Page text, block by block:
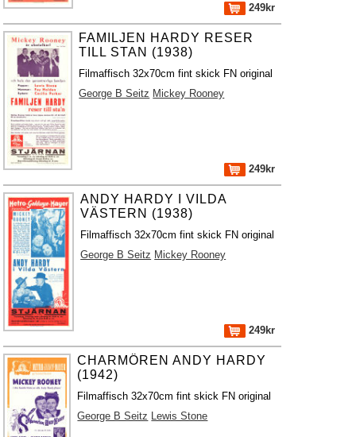
249kr
FAMILJEN HARDY RESER
TILL STAN (1938)
Filmaffisch 32x70cm fint skick FN original
George B Seitz Mickey Rooney
249kr
ANDY HARDY I VILDA
VÄSTERN (1938)
Filmaffisch 32x70cm fint skick FN original
George B Seitz Mickey Rooney
249kr
CHARMÖREN ANDY HARDY
(1942)
Filmaffisch 32x70cm fint skick FN original
George B Seitz Lewis Stone